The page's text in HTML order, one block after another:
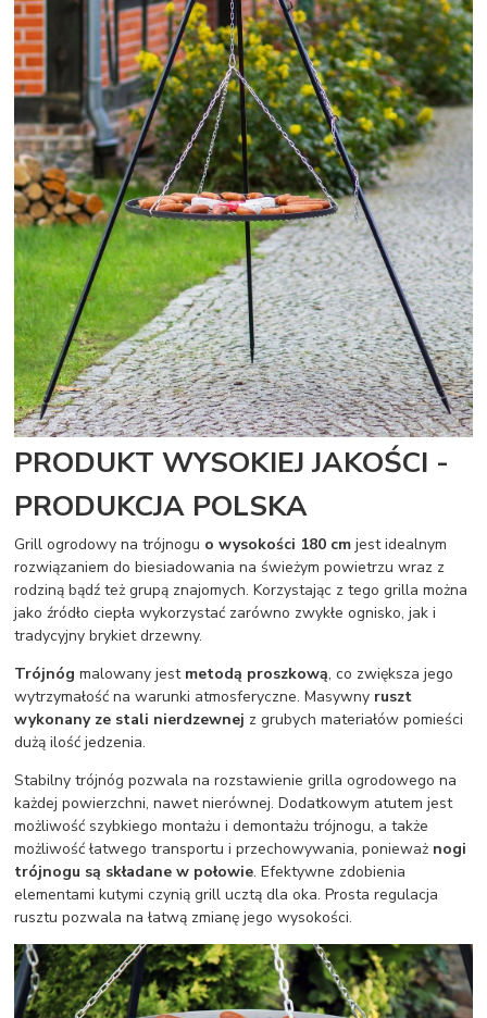
PRODUKT WYSOKIEJ JAKOŚCI -
PRODUKCJA POLSKA
Grill ogrodowy na trójnogu o wysokości 180 cm jest idealnym
rozwiązaniem do biesiadowania na świeżym powietrzu wraz z
rodziną bądź też grupą znajomych. Korzystając z tego grilla można
jako źródło ciepła wykorzystać zarówno zwykłe ognisko, jak i
tradycyjny brykiet drzewny.
Trójnóg malowany jest metodą proszkową, co zwiększa jego
wytrzymałość na warunki atmosferyczne. Masywny ruszt
wykonany ze stali nierdzewnej z grubych materiałów pomieści
dużą ilość jedzenia.
Stabilny trójnóg pozwala na rozstawienie grilla ogrodowego na
każdej powierzchni, nawet nierównej. Dodatkowym atutem jest
możliwość szybkiego montażu i demontażu trójnogu, a także
możliwość łatwego transportu i przechowywania, ponieważ nogi
trójnogu są składane w połowie. Efektywne zdobienia
elementami kutymi czynią grill ucztą dla oka. Prosta regulacja
rusztu pozwala na łatwą zmianę jego wysokości.